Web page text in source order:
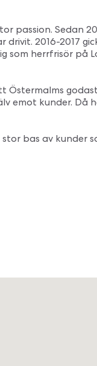
passion. Sedan
2016-2017
som herrfrisör på
Östermalms
emot kunder. Då
bas av kunder